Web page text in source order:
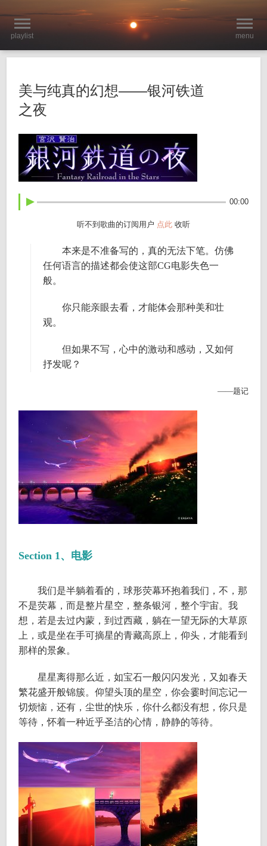
playlist menu
美与纯真的幻想——银河铁道
之夜
00:00
听不到歌曲的订阅用户 点此 收听
本来是不准备写的，真的无法下笔。仿佛
任何语言的描述都会使这部CG电影失色一
般。
你只能亲眼去看，才能体会那种美和壮
观。
但如果不写，心中的激动和感动，又如何
抒发呢？
——题记
Section 1、电影
我们是半躺着看的，球形荧幕环抱着我们，不，那
不是荧幕，而是整片星空，整条银河，整个宇宙。我
想，若是去过内蒙，到过西藏，躺在一望无际的大草原
上，或是坐在手可摘星的青藏高原上，仰头，才能看到
那样的景象。
星星离得那么近，如宝石一般闪闪发光，又如春天
繁花盛开般锦簇。仰望头顶的星空，你会霎时间忘记一
切烦恼，还有，尘世的快乐，你什么都没有想，你只是
等待，怀着一种近乎圣洁的心情，静静的等待。